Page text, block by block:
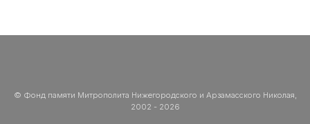
© Фонд памяти Митрополита Нижегородского и Арзамасского Николая,
2002 - 2026